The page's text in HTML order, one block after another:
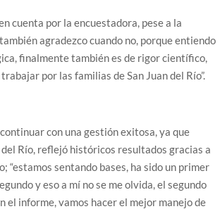
cuenta por la encuestadora, pese a la
agradezco cuando no, porque entiendo
finalmente también es de rigor científico,
por las familias de San Juan del Río”.
con una gestión exitosa, ya que
Río, reflejó históricos resultados gracias a
sentando bases, ha sido un primer
y eso a mí no se me olvida, el segundo
el informe, vamos hacer el mejor manejo de